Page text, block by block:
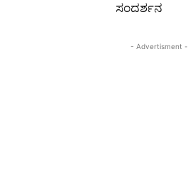
ಸಂದರ್ಶನ
- Advertisment -